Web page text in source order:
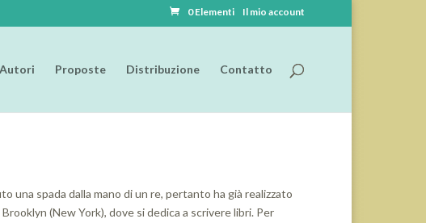
Il mio account
0 Elementi
Autori Proposte Distribuzione Contatto
una spada dalla mano di un re, pertanto ha già realizzato
(New York), dove si dedica a scrivere libri. Per